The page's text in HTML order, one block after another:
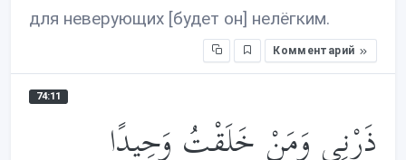
для неверующих [будет он] нелёгким.
Комментарий
74:11
ذَرْنِي وَمَنْ خَلَقْتُ وَحِيدًا